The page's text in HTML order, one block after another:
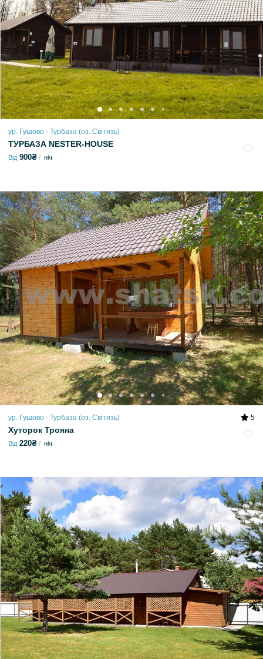
ур. Гушово - Турбаза (оз. Світязь)
ТУРБАЗА NESTER-HOUSE
Від 900₴ ніч
ур. Гушово - Турбаза (оз. Світязь) 5
Хуторок Трояна
Від 220₴ ніч